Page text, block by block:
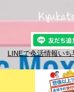
LINEで灸活情報​いち